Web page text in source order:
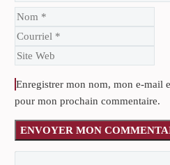
Enregistrer mon nom, mon e-mail
pour mon prochain commentaire.
ENVOYER MON